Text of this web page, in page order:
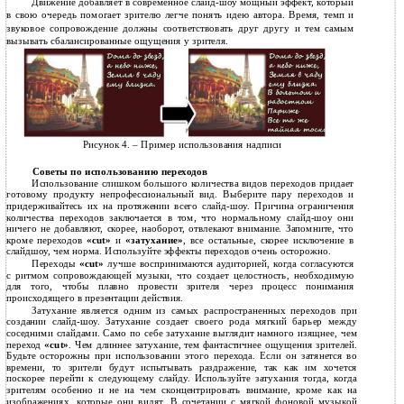
в свою очередь помогает зрителю легче понять идею автора. Время, темп и
звуковое сопровождение должны соответствовать друг другу и тем самым
вызывать сбалансированные ощущения у зрителя.
Рисунок 4. – Пример использования надписи
Советы по использованию переходов
Использование слишком большого количества видов переходов придает
готовому продукту непрофессиональный вид. Выберите пару переходов и
придерживайтесь их на протяжении всего слайд-шоу. Причина ограничения
количества переходов заключается в том, что нормальному слайд-шоу они
ничего не добавляют, скорее, наоборот, отвлекают внимание. Запомните, что
кроме переходов«cut»и «затухание», все остальные, скорее исключение в
слайдшоу, чем норма. Используйте эффекты переходов очень осторожно.
Переходы «cut»лучше воспринимаются аудиторией, когда согласуются
с ритмом сопровождающей музыки, что создает целостность, необходимую
для того, чтобы плавно провести зрителя через процесс понимания
происходящего в презентации действия.
Затухание является одним из самых распространенных переходов при
создании слайд-шоу. Затухание создает своего рода мягкий барьер между
соседними слайдами. Само по себе затухание выглядит намного изящнее, чем
переход«cut»
. Чем длиннее затухание, тем фантастичнее ощущения зрителей.
Будьте осторожны при использовании этого перехода. Если он затянется во
времени, то зрители будут испытывать раздражение, так как им хочется
поскорее перейти к следующему слайду. Используйте затухания тогда, когда
зрителям особенно и не на чем сконцентрировать внимание, кроме как на
изображениях, которые они видят. В сочетании с мягкой фоновой музыкой